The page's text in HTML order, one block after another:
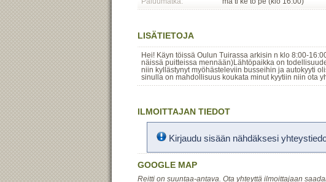
LISÄTIETOJA
Hei! Käyn töissä Oulun Tuirassa arkisin n klo 8:00-
näissä puitteissa mennään)Lähtöpaikka on
niin kyllästynyt myöhästeleviin busseihin ja autokyyti
sinulla on mahdollisuus koukata minut kyytiin niin ota
ILMOITTAJAN TIEDOT
Kirjaudu sisään nähdäksesi
GOOGLE MAP
Reitti on suuntaa-antava. Ota yhteyttä ilmoittajaan